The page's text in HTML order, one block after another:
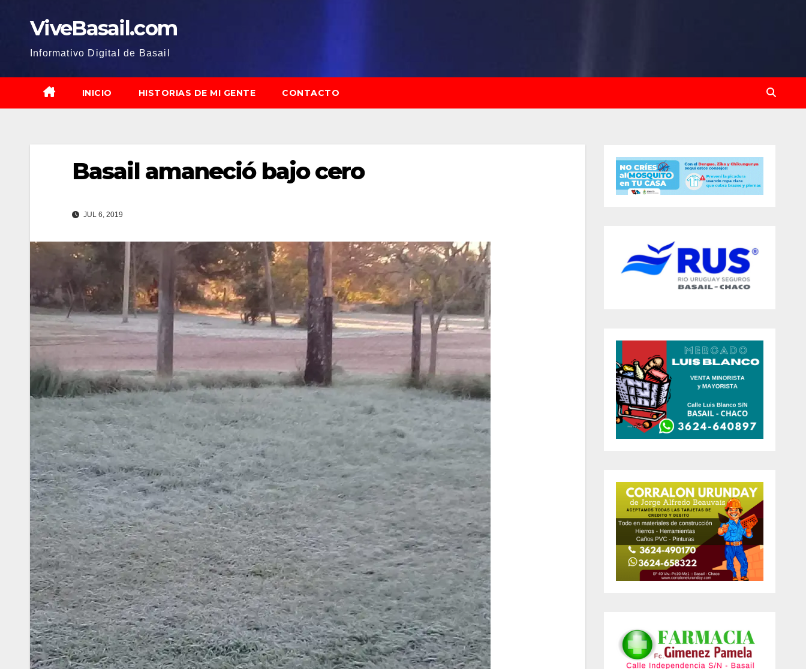
ViveBasail.com
Informativo Digital de Basail
INICIO HISTORIAS DE MI GENTE CONTACTO
Basail amaneció bajo cero
JUL 6, 2019